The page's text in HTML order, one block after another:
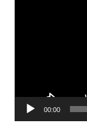
00:00